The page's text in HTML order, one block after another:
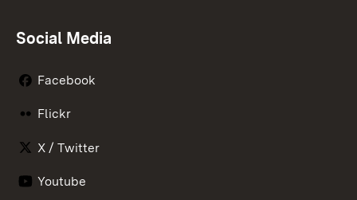
Social Media
Facebook
Flickr
X / Twitter
Youtube